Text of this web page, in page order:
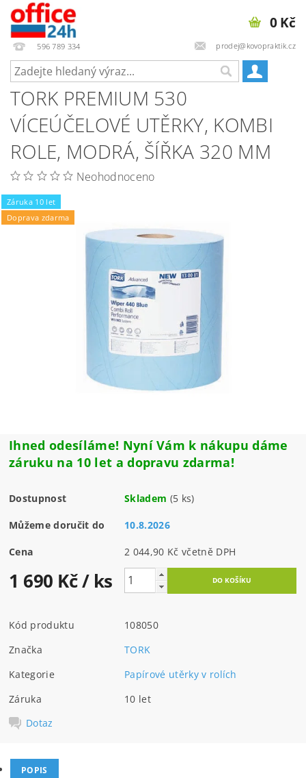
596 789 334 prodej@kovopraktik.cz
0 Kč
TORK PREMIUM 530
VÍCEÚČELOVÉ UTĚRKY, KOMBI
ROLE, MODRÁ, ŠÍŘKA 320 MM
Neohodnoceno
Záruka 10 let
Doprava zdarma
Ihned odesíláme! Nyní Vám k nákupu dáme
záruku na 10 let a dopravu zdarma!
Dostupnost Skladem (5 ks)
Můžeme doručit do 10.8.2026
Cena 2 044,90 Kč včetně DPH
1 690 Kč/ ks
Kód produktu
108050
Značka
TORK
Kategorie
Papírové utěrky v rolích
Záruka
10 let
Dotaz
POPIS